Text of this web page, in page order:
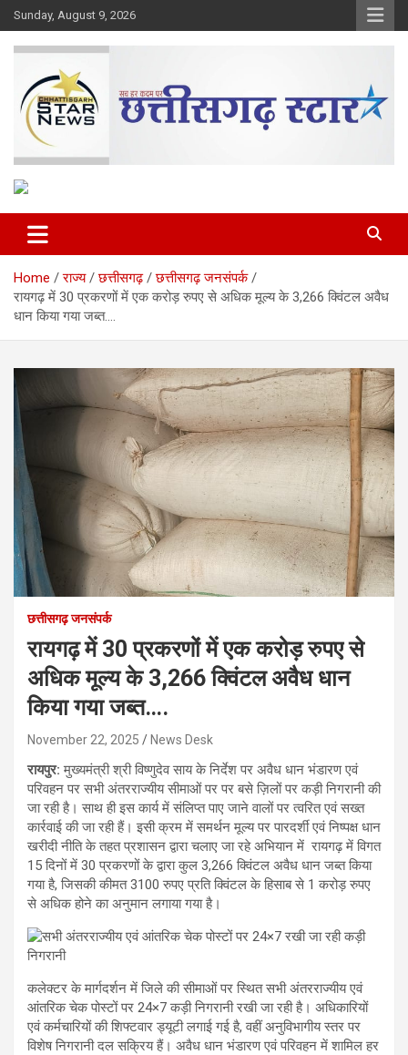
Skip
to
content
Sunday, August 9, 2026
Chhattisgarh Star
Home राज्य छत्तीसगढ़
छत्तीसगढ़ जनसंपर्क
रायगढ़ में 30 प्रकरणों में एक करोड़ रुपए से अधिक मूल्य के 3,266 क्विंटल अवैध
धान किया गया जब्त….
छत्तीसगढ़ जनसंपर्क
रायगढ़ में 30 प्रकरणों में एक करोड़ रुपए से
अधिक मूल्य के 3,266 क्विंटल अवैध धान
किया गया जब्त….
November 22, 2025 News Desk
रायपुर:मुख्यमंत्री श्री विष्णुदेव साय के निर्देश पर अवैध धान भंडारण एवं
परिवहन पर सभी अंतरराज्यीय सीमाओं पर पर बसे ज़िलों पर कड़ी निगरानी की
जा रही है। साथ ही इस कार्य में संलिप्त पाए जाने वालों पर त्वरित एवं सख्त
कार्रवाई की जा रही हैं। इसी क्रम में समर्थन मूल्य पर पारदर्शी एवं निष्पक्ष धान
खरीदी नीति के तहत प्रशासन द्वारा चलाए जा रहे अभियान में रायगढ़ में विगत
15 दिनों में 30 प्रकरणों के द्वारा कुल 3,266 क्विंटल अवैध धान जब्त किया
गया है, जिसकी कीमत 3100 रुपए प्रति क्विंटल के हिसाब से 1 करोड़ रुपए
से अधिक होने का अनुमान लगाया गया है।
कलेक्टर के मार्गदर्शन में जिले की सीमाओं पर स्थित सभी अंतरराज्यीय एवं
आंतरिक चेक पोस्टों पर 24×7 कड़ी निगरानी रखी जा रही है। अधिकारियों
एवं कर्मचारियों की शिफ्टवार ड्यूटी लगाई गई है, वहीं अनुविभागीय स्तर पर
विशेष निगरानी दल सक्रिय हैं। अवैध धान भंडारण एवं परिवहन में शामिल हर